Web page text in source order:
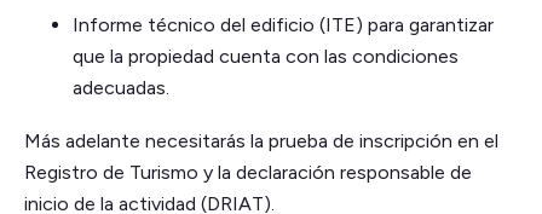
Informe técnico del edificio (ITE) para garantizar
que la propiedad cuenta con las condiciones
adecuadas.
Más adelante necesitarás la prueba de inscripción en el
Registro de Turismo y la declaración responsable de
inicio de la actividad (DRIAT).